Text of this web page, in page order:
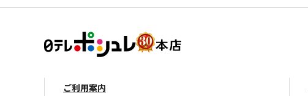
ご利用案内